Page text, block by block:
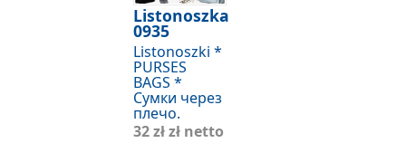
Listonoszka
0935
Listonoszki *
PURSES
BAGS *
Сумки через
плечо.
32 złzł netto